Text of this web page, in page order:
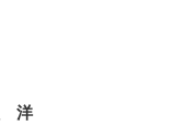
洋